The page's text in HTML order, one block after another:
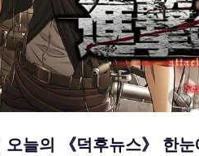
늘의 《덕후뉴스》 한